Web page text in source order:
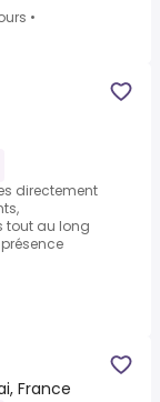
•
directement
tout au long
France